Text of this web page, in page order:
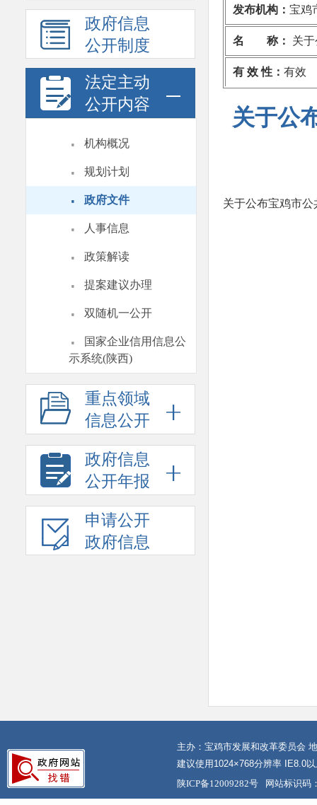
政府信息
公开制度
法定主动
公开内容
· 机构概况
· 规划计划
· 政府文件
· 人事信息
· 政策解读
· 提案建议办理
· 双随机一公开
·
国家企业信用信息公
示系统(陕西)
重点领域
信息公开
政府信息
公开年报
申请公开
政府信息
发布机构： 宝鸡
名 称： 关
有 效 性： 有效
关于公
关于公布宝鸡市
主办：宝鸡市发展和改革委员会
建议使用1024×768分辨率 IE8.0
陕ICP备12009282号
网站标识码